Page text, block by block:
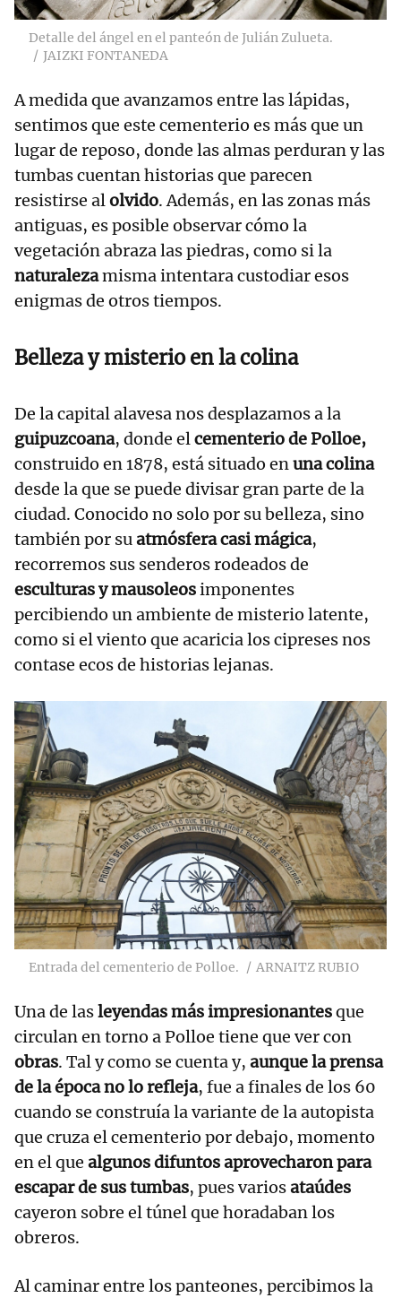
Detalle del ángel en el panteón de Julián Zulueta.
JAIZKI FONTANEDA
A medida que avanzamos entre las lápidas,
sentimos que este cementerio es más que un
lugar de reposo, donde las almas perduran y las
tumbas cuentan historias que parecen
resistirse alolvido. Además, en las zonas más
antiguas, es posible observar cómo la
vegetación abraza las piedras, como sila
naturalezamisma intentara custodiar esos
enigmas de otros tiempos.
Belleza y misterio en la colina
De la capital alavesa nos desplazamos a la
guipuzcoana, donde elcementerio de Polloe,
construido en 1878, está situado enuna colina
desde la que se puede divisar gran parte de la
ciudad. Conocido no solo por su belleza, sino
también por suatmósfera casi mágica,
recorremos sus senderos rodeados de
esculturas y mausoleosimponentes
percibiendo un ambiente de misterio latente,
como si el viento que acaricia los cipreses nos
contase ecos de historias lejanas.
Entrada del cementerio de Polloe. ARNAITZ RUBIO
Una de lasleyendas más impresionantesque
circulan en torno a Polloe tiene que ver con
obras. Tal y como se cuenta y, aunque la prensa
de la época no lo refleja, fue a finales de los 60
cuando se construía la variante de la autopista
que cruza el cementerio por debajo, momento
en el que algunos difuntos aprovecharon para
escapar de sus tumbas, pues variosataúdes
cayeron sobre el túnel que horadaban los
obreros.
Al caminar entre los panteones, percibimos la